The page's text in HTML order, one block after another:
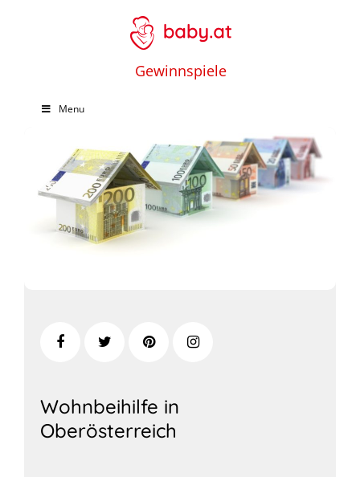
Gewinnspiele
Menu
Wohnbeihilfe in
Oberösterreich